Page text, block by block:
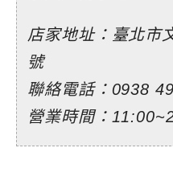
店家地址：臺北市
號
聯絡電話：0938
營業時間：